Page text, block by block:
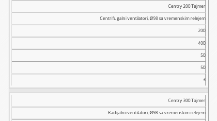
Centry 200 Tajmer
Centrifugalni ventilatori, Ø98 sa vremenskim relejem
200
400
50
50
3
Centry 300 Tajmer
Radijalnii ventilatori, Ø98 sa vremenskim relejem